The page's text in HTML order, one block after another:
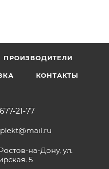
ПРОИЗВОДИТЕЛИ
КОНТАКТЫ
21-77
на-Дону, ул.
5